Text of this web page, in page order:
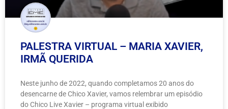
PALESTRA VIRTUAL – MARIA XAVIER,
IRMÃ QUERIDA
Neste junho de 2022, quando completamos 20 anos do
desencarne de Chico Xavier, vamos relembrar um episódio
do Chico Live Xavier – programa virtual exibido